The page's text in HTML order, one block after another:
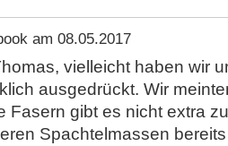
am 08.05.2017
vielleicht haben wir
ausgedrückt. Wir
Fasern gibt es nicht extra
Spachtelmassen